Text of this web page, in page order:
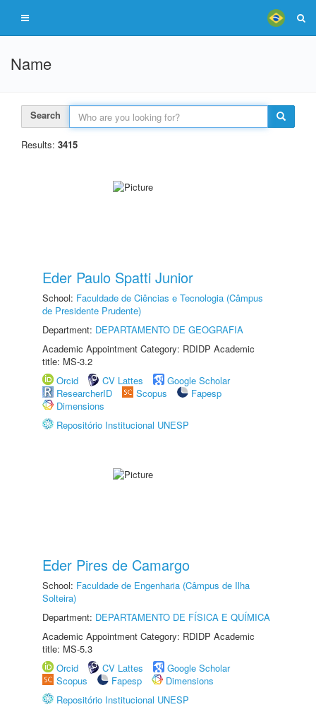
Name
Search
Results: 3415
Eder Paulo Spatti Junior
School: Faculdade de Ciências e Tecnologia (Câmpus
de Presidente Prudente)
Department: DEPARTAMENTO DE GEOGRAFIA
Academic Appointment Category: RDIDP Academic
title: MS-3.2
Orcid
CV Lattes
Google Scholar
ResearcherID
Scopus
Fapesp
Dimensions
Repositório Institucional UNESP
Eder Pires de Camargo
School: Faculdade de Engenharia (Câmpus de Ilha
Solteira)
Department: DEPARTAMENTO DE FÍSICA E QUÍMICA
Academic Appointment Category: RDIDP Academic
title: MS-5.3
Orcid
CV Lattes
Google Scholar
Scopus
Fapesp
Dimensions
Repositório Institucional UNESP